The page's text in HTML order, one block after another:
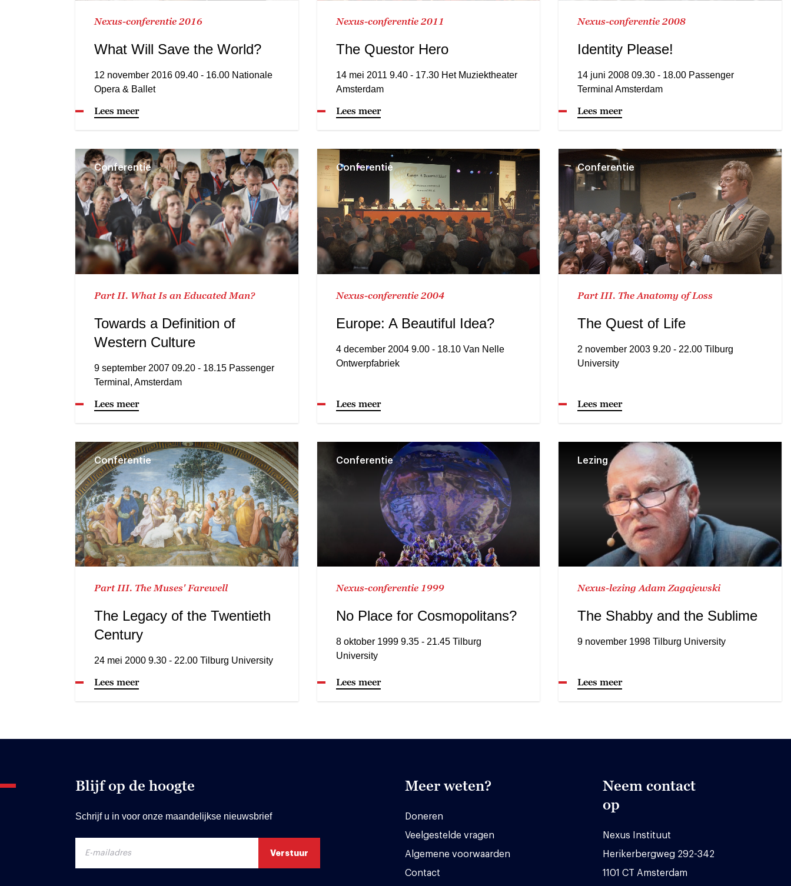
Nexus-conferentie 2016
What Will Save the World?
12 november 2016 09.40 - 16.00 Nationale
Opera & Ballet
Lees meer
Nexus-conferentie 2011
The Questor Hero
14 mei 2011 9.40 - 17.30 Het Muziektheater
Amsterdam
Lees meer
Nexus-conferentie 2008
Identity Please!
14 juni 2008 09.30 - 18.00 Passenger
Terminal Amsterdam
Lees meer
Conferentie
Part II. What Is an Educated Man?
Towards a Definition of
Western Culture
9 september 2007 09.20 - 18.15 Passenger
Terminal, Amsterdam
Lees meer
Conferentie
Nexus-conferentie 2004
Europe: A Beautiful Idea?
4 december 2004 9.00 - 18.10 Van Nelle
Ontwerpfabriek
Lees meer
Conferentie
Part III. The Anatomy of Loss
The Quest of Life
2 november 2003 9.20 - 22.00 Tilburg
University
Lees meer
Conferentie
Part III. The Muses' Farewell
The Legacy of the Twentieth
Century
24 mei 2000 9.30 - 22.00 Tilburg University
Lees meer
Conferentie
Nexus-conferentie 1999
No Place for Cosmopolitans?
8 oktober 1999 9.35 - 21.45 Tilburg
University
Lees meer
Lezing
Nexus-lezing Adam Zagajewski
The Shabby and the Sublime
9 november 1998 Tilburg University
Lees meer
Blijf op de hoogte
Schrijf u in voor onze maandelijkse nieuwsbrief
Meer weten?
Doneren
Veelgestelde vragen
Algemene voorwaarden
Contact
Neem contact
op
Nexus Instituut
Herikerbergweg 292-342
1101 CT Amsterdam